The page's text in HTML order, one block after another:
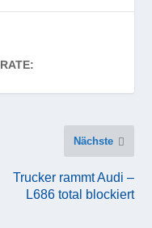
RATE:
Nächste
Trucker rammt Audi –
L686 total blockiert